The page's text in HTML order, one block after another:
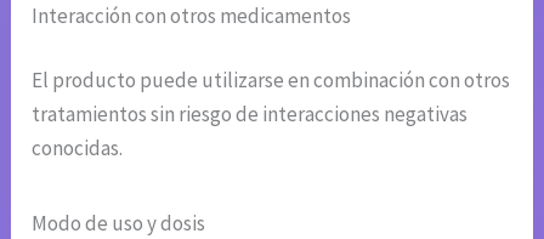
Interacción con otros medicamentos
El producto puede utilizarse en combinación con otros
tratamientos sin riesgo de interacciones negativas
conocidas.
Modo de uso y dosis